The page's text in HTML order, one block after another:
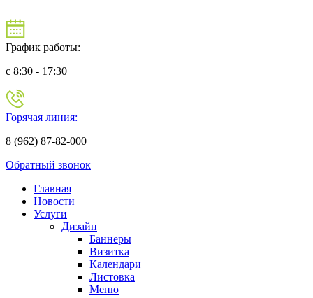
График работы:
c 8:30 - 17:30
Горячая линия:
8 (962) 87-82-000
Обратный звонок
Главная
Новости
Услуги
Дизайн
Баннеры
Визитка
Календари
Листовка
Меню